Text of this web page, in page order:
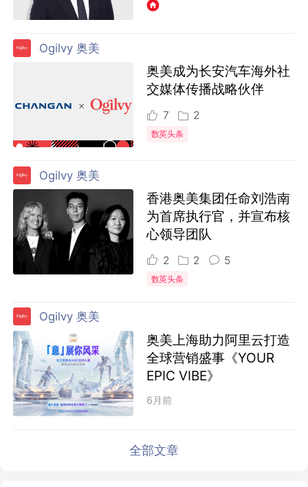
Ogilvy 奥美
奥美成为长安汽车海外社
交媒体传播战略伙伴
7 2
数英头条
Ogilvy 奥美
香港奥美集团任命刘浩南
为首席执行官，并宣布核
心领导团队
2 2 5
数英头条
Ogilvy 奥美
奥美上海助力阿里云打造
全球营销盛事《YOUR
EPIC VIBE》
6月前
全部文章